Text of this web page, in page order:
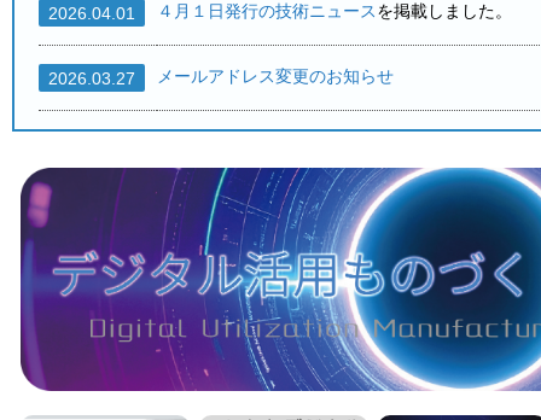
2026.04.01 ４月１日発行の技術ニュースを掲載しました。
2026.03.27 メールアドレス変更のお知らせ
2026.01.07 会計年度任用職員を募集します。→終了しました
2026.01.01 １月１日発行の技術ニュースを掲載しました。
2025.10.01 １０月１日発行の技術ニュースを掲載しました。